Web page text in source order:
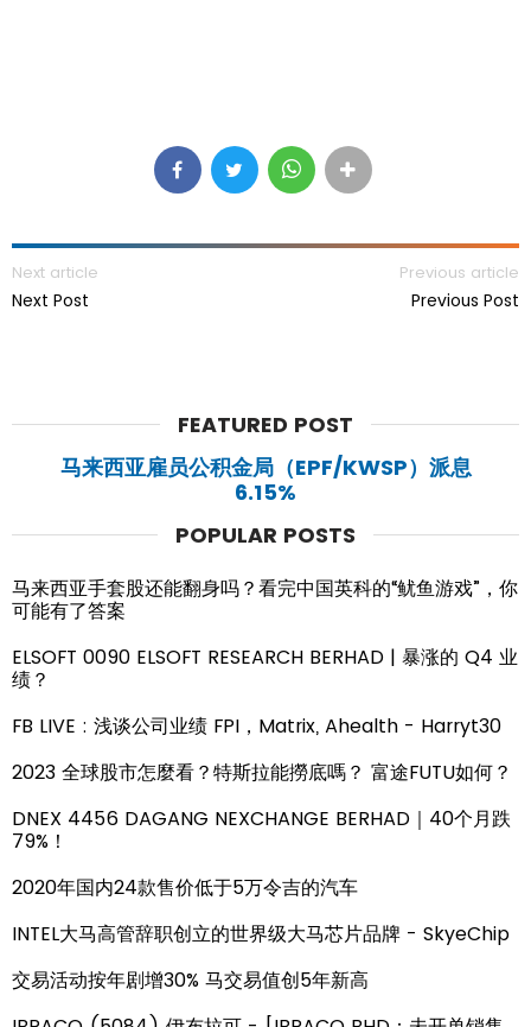
Next article
Next Post
Previous article
Previous Post
FEATURED POST
马来西亚雇员公积金局（EPF/KWSP）派息
6.15%
POPULAR POSTS
马来西亚手套股还能翻身吗？看完中国英科的“鱿鱼游戏”，你
可能有了答案
ELSOFT 0090 ELSOFT RESEARCH BERHAD | 暴涨的 Q4 业
绩？
FB LIVE : 浅谈公司业绩 FPI，Matrix, Ahealth - Harryt30
2023 全球股市怎麼看？特斯拉能撈底嗎？ 富途FUTU如何？
DNEX 4456 DAGANG NEXCHANGE BERHAD｜40个月跌
79%！
2020年国内24款售价低于5万令吉的汽车
INTEL大马高管辞职创立的世界级大马芯片品牌 - SkyeChip
交易活动按年剧增30% 马交易值创5年新高